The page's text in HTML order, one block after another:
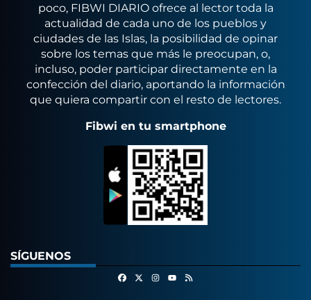
poco, FIBWI DIARIO ofrece al lector toda la
actualidad de cada uno de los pueblos y
ciudades de las Islas, la posibilidad de opinar
sobre los temas que más le preocupan, o,
incluso, poder participar directamente en la
confección del diario, aportando la información
que quiera compartir con el resto de lectores.
Fibwi en tu smartphone
SÍGUENOS
FacebookInstagram